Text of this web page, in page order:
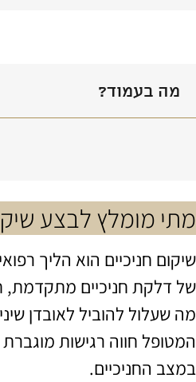
מתי מומלץ לבצע
שיקום חניכיים הוא הליך
של דלקת חניכיים מתקדמת,
מה שעלול להוביל לאובדן
המטופל חווה רגישות
במצב החניכיים.
מה בעמוד?